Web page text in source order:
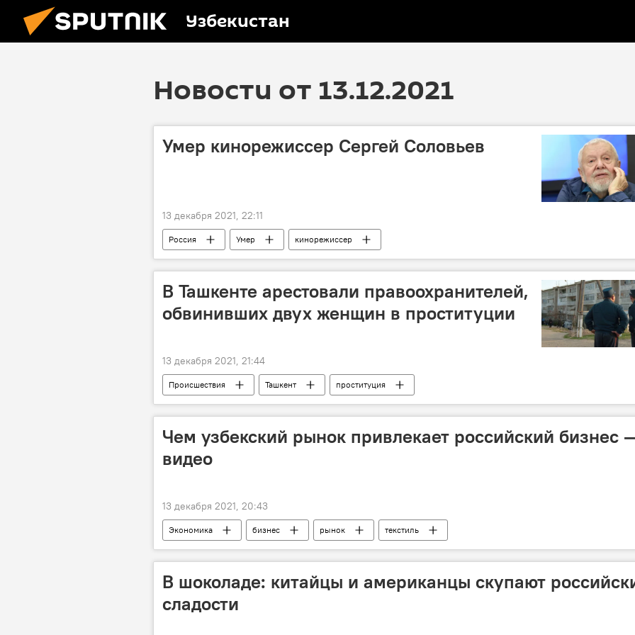
Узбекистан
Новости от 13.12.2021
Умер кинорежиссер Сергей Соловьев
13 декабря 2021, 22:11
Россия Умер кинорежиссер
В Ташкенте арестовали правоохранителей,
обвинивших двух женщин в проституции
13 декабря 2021, 21:44
Происшествия Ташкент проституция
Чем узбекский рынок привлекает российский бизнес
видео
13 декабря 2021, 20:43
Экономика бизнес рынок текстиль
В шоколаде: китайцы и американцы скупают
сладости